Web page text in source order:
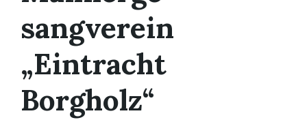
sangverein
„Eintracht
Borgholz“